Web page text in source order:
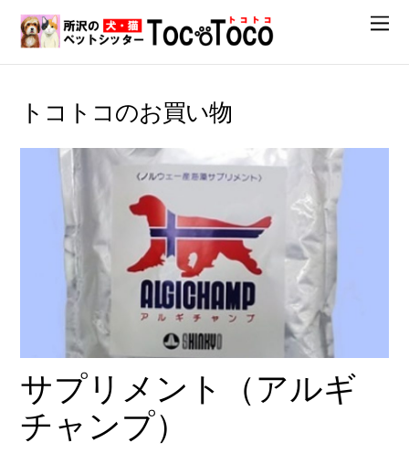
トコトコのお買い物
サプリメント（アルギ
チャンプ）